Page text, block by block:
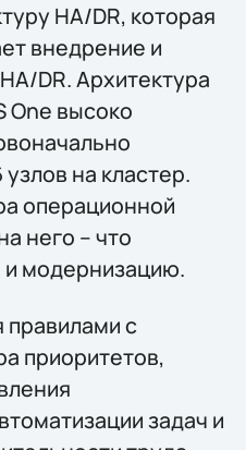
HA/DR, которая
внедрение и
DR. Архитектура
One высоко
на кластер.
операционной
него – что
модернизацию.
правилами с
приоритетов,
задач и